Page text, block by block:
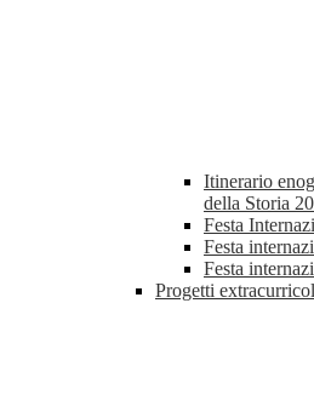
Itinerario
della Storia
Festa
Festa
Festa
Progetti